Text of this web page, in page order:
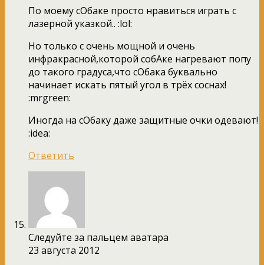
По моему сОбаке просто нравиться играть с
лазерной указкой.. :lol:
Но только с очень мощной и очень
инфракрасной,которой собАке нагревают попу
до такого градуса,что сОбака буквально
начинает искать пятый угол в трёх соснах!
:mrgreen:
Иногда на сОбаку даже защитные очки одевают!
:idea:
Ответить
Следуйте за пальцем аватара
23 августа 2012